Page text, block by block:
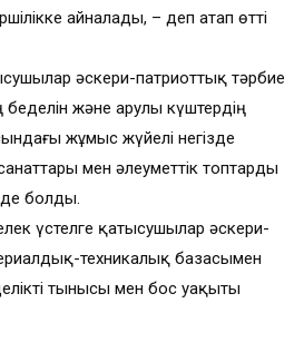
айналады, – деп атап өтті
әскери-патриоттық тәрбие
және Қарулы күштердің
жұмыс жүйелі негізде
мен әлеуметтік топтарды
болды.
үстелге қатысушылар әскери-
техникалық базасымен
тынысы мен бос уақыты